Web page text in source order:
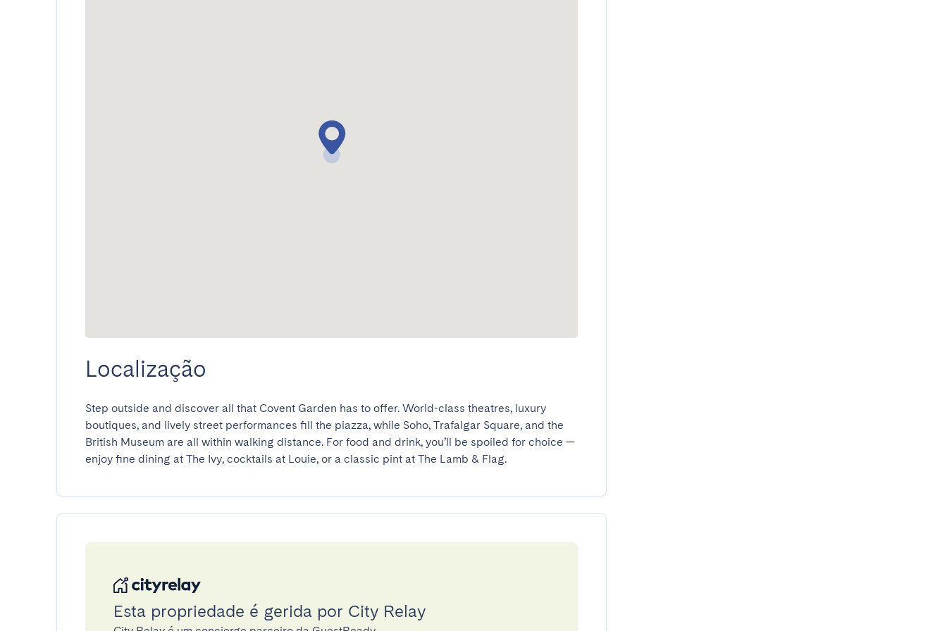
Localização
Step outside and discover all that Covent Garden has to offer. World-class theatres, luxury
boutiques, and lively street performances fill the piazza, while Soho, Trafalgar Square, and the
British Museum are all within walking distance. For food and drink, you’ll be spoiled for choice —
enjoy fine dining at The Ivy, cocktails at Louie, or a classic pint at The Lamb & Flag.
Esta propriedade é gerida por City Relay